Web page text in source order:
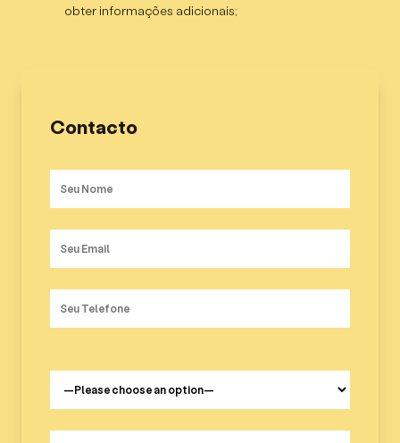
obter informações adicionais;
Contacto